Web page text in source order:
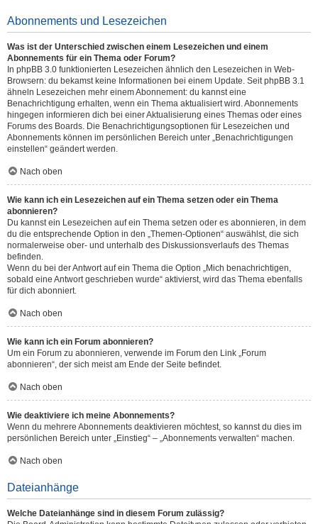
Abonnements und Lesezeichen
Was ist der Unterschied zwischen einem Lesezeichen und einem
Abonnements für ein Thema oder Forum?
In phpBB 3.0 funktionierten Lesezeichen ähnlich den Lesezeichen in Web-
Browsern: du bekamst keine Informationen bei einem Update. Seit phpBB 3.1
ähneln Lesezeichen mehr einem Abonnement: du kannst eine
Benachrichtigung erhalten, wenn ein Thema aktualisiert wird. Abonnements
hingegen informieren dich bei einer Aktualisierung eines Themas oder eines
Forums des Boards. Die Benachrichtigungsoptionen für Lesezeichen und
Abonnements können im persönlichen Bereich unter „Benachrichtigungen
einstellen“ geändert werden.
Nach oben
Wie kann ich ein Lesezeichen auf ein Thema setzen oder ein Thema
abonnieren?
Du kannst ein Lesezeichen auf ein Thema setzen oder es abonnieren, in dem
du die entsprechende Option in den „Themen-Optionen“ auswählst, die sich
normalerweise ober- und unterhalb des Diskussionsverlaufs des Themas
befinden.
Wenn du bei der Antwort auf ein Thema die Option „Mich benachrichtigen,
sobald eine Antwort geschrieben wurde“ aktivierst, wird das Thema ebenfalls
für dich abonniert.
Nach oben
Wie kann ich ein Forum abonnieren?
Um ein Forum zu abonnieren, verwende im Forum den Link „Forum
abonnieren“, der sich meist am Ende der Seite befindet.
Nach oben
Wie deaktiviere ich meine Abonnements?
Wenn du mehrere Abonnements deaktivieren möchtest, so kannst du dies im
persönlichen Bereich unter „Einstieg“ – „Abonnements verwalten“ machen.
Nach oben
Dateianhänge
Welche Dateianhänge sind in diesem Forum zulässig?